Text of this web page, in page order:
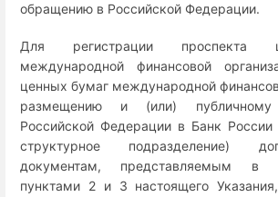
обращению в Российской Федерации.
Для регистрации проспекта
международной финансовой
ценных бумаг международной
размещению и (или)
Российской Федерации в Банк России
структурное подразделение)
документам, представляемым в
пунктами 2 и 3 настоящего